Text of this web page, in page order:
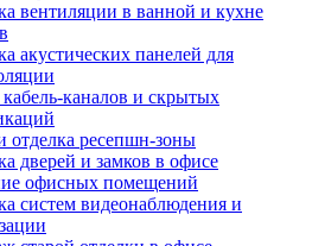
вентиляции в ванной и кухне
акустических панелей для
каналов и скрытых
отделка ресепшн-зоны
дверей и замков в офисе
офисных помещений
систем видеонаблюдения и